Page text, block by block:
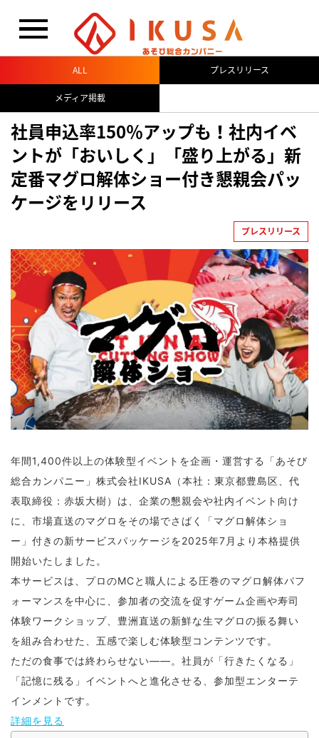
ALL プレスリリース
メディア掲載
社員申込率150％アップも！社内イベ
ントが「おいしく」「盛り上がる」新
定番マグロ解体ショー付き懇親会パッ
ケージをリリース
プレスリリース
年間1,400件以上の体験型イベントを企画・運営する「あそび
総合カンパニー」株式会社IKUSA（本社：東京都豊島区、代
表取締役：赤坂大樹）は、企業の懇親会や社内イベント向け
に、市場直送のマグロをその場でさばく「マグロ解体ショ
ー」付きの新サービスパッケージを2025年7月より本格提供
開始いたしました。
本サービスは、プロのMCと職人による圧巻のマグロ解体パフ
ォーマンスを中心に、参加者の交流を促すゲーム企画や寿司
体験ワークショップ、豊洲直送の新鮮な生マグロの振る舞い
を組み合わせた、五感で楽しむ体験型コンテンツです。
ただの食事では終わらせない——。社員が「行きたくなる」
「記憶に残る」イベントへと進化させる、参加型エンターテ
インメントです。
詳細を見る